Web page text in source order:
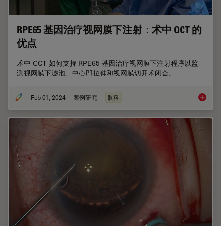
RPE65 基因治疗视网膜下注射：术中 OCT 的
优点
术中 OCT 如何支持 RPE65 基因治疗视网膜下注射程序以监
测视网膜下滤泡、中心凹拉伸和视网膜切开术闭合。
Feb 01, 2024 案例研究 眼科 RPE65